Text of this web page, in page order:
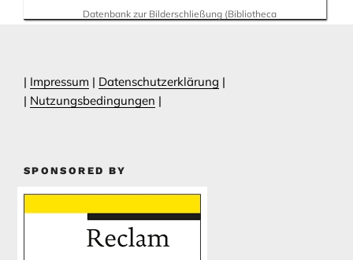
Datenbank zur Bilderschließung (Bibliotheca
| Impressum | Datenschutzerklärung |
| Nutzungsbedingungen |
SPONSORED BY